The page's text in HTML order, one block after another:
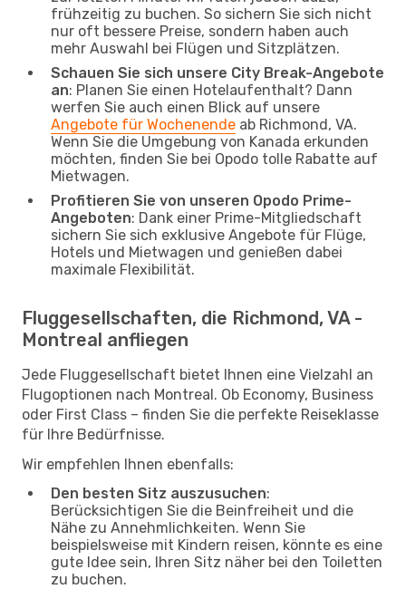
frühzeitig zu buchen. So sichern Sie sich nicht
nur oft bessere Preise, sondern haben auch
mehr Auswahl bei Flügen und Sitzplätzen.
Schauen Sie sich unsere City Break-Angebote
an: Planen Sie einen Hotelaufenthalt? Dann
werfen Sie auch einen Blick auf unsere
Angebote für Wochenende ab Richmond, VA.
Wenn Sie die Umgebung von Kanada erkunden
möchten, finden Sie bei Opodo tolle Rabatte auf
Mietwagen.
Profitieren Sie von unseren Opodo Prime-
Angeboten: Dank einer Prime-Mitgliedschaft
sichern Sie sich exklusive Angebote für Flüge,
Hotels und Mietwagen und genießen dabei
maximale Flexibilität.
Fluggesellschaften, die Richmond, VA -
Montreal anfliegen
Jede Fluggesellschaft bietet Ihnen eine Vielzahl an
Flugoptionen nach Montreal. Ob Economy, Business
oder First Class – finden Sie die perfekte Reiseklasse
für Ihre Bedürfnisse.
Wir empfehlen Ihnen ebenfalls:
Den besten Sitz auszusuchen:
Berücksichtigen Sie die Beinfreiheit und die
Nähe zu Annehmlichkeiten. Wenn Sie
beispielsweise mit Kindern reisen, könnte es eine
gute Idee sein, Ihren Sitz näher bei den Toiletten
zu buchen.